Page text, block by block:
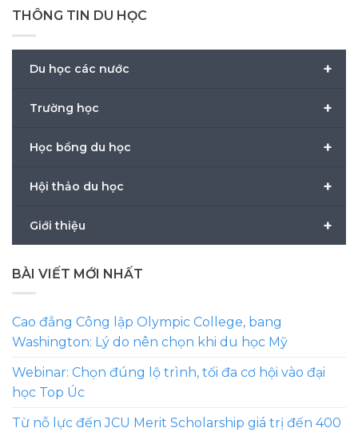
THÔNG TIN DU HỌC
+
Du học các nước
+
Trường học
+
Học bổng du học
+
Hội thảo du học
+
Giới thiệu
BÀI VIẾT MỚI NHẤT
Cao đẳng Công lập Olympic College, bang
Washington: Lý do nên chọn khi du học Mỹ
Webinar: Chọn đúng lộ trình, tối đa cơ hội vào đại
học Top Úc
Từ nỗ lực đến JCU Merit Scholarship giá trị đến 400